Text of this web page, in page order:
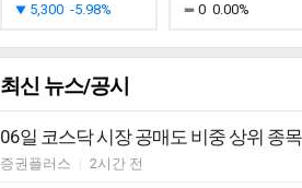
5,300 -5.98% 0 0.00%
최신 뉴스/공시
06일 코스닥 시장 공매도 비중 상위 종
증권플러스 2시간 전